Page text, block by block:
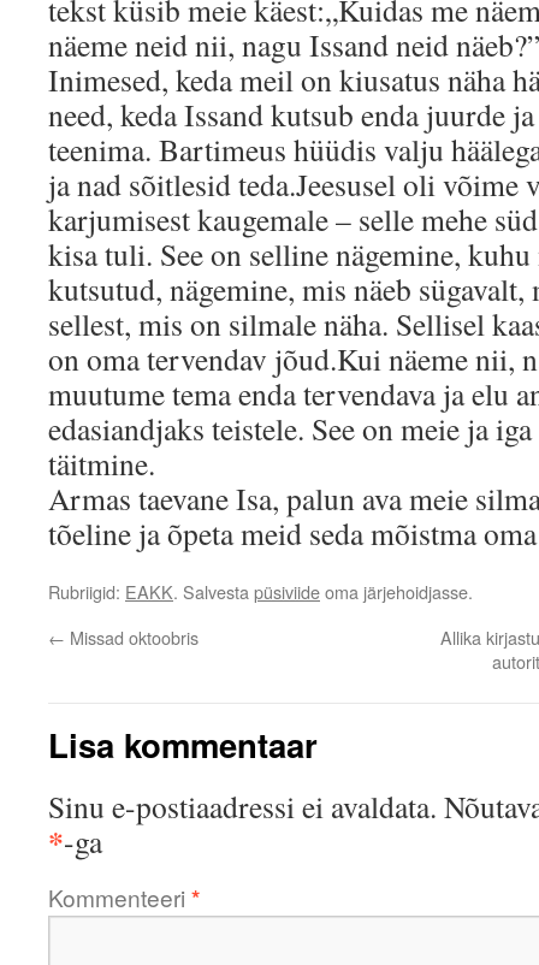
tekst küsib meie käest:„Kuidas me
näeme neid nii, nagu Issand neid näeb?”
Inimesed, keda meil on kiusatus näha
need, keda Issand kutsub enda juurde
teenima. Bartimeus hüüdis valju
ja nad sõitlesid teda.Jeesusel oli võime
karjumisest kaugemale – selle mehe
kisa tuli. See on selline nägemine,
kutsutud, nägemine, mis näeb sügavalt,
sellest, mis on silmale näha. Sellisel
on oma tervendav jõud.Kui näeme nii,
muutume tema enda tervendava ja elu
edasiandjaks teistele. See on meie ja
täitmine.
Armas taevane Isa, palun ava meie
tõeline ja õpeta meid seda mõistma
Rubriigid: EAKK. Salvesta püsiviideoma järjehoidjasse.
← Missad oktoobris
Allika
Lisa kommentaar
Sinu e-postiaadressi ei avaldata.
*-ga
Kommenteeri *